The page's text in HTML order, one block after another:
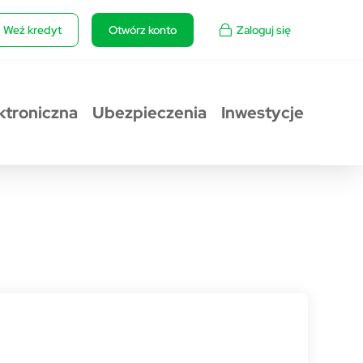
Weź kredyt Otwórz konto Zaloguj się
Ubezpieczenia Inwestycje